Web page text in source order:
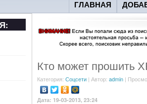
ГЛАВНАЯ
Кто может прошить
Категория: Соцсети | Автор: admin |
Дата: 19-03-2013, 23:24